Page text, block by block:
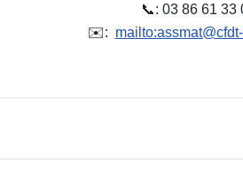
📞: 03 86 61 33
✉️: